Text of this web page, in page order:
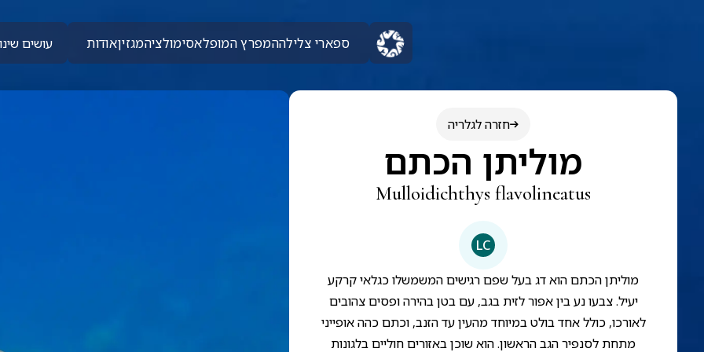
ספארי צלילההמפרץ המופלאסימולציהמגזיןאודות עושים
חזרה לגלריה
מוליתן הכתם
Mulloidichthys flavolineatus
LC
מוליתן הכתם הוא דג בעל שפם רגישים המשמשלו כגלאי קרקע
יעיל. צבעו נע בין אפור לזית בגב, עם בטן בהירה ופסים צהובים
לאורכו, כולל אחד בולט במיוחד מהעין עד הזנב, וכתם כהה אופייני
מתחת לסנפיר הגב הראשון. הוא שוכן באזורים חוליים בלגונות